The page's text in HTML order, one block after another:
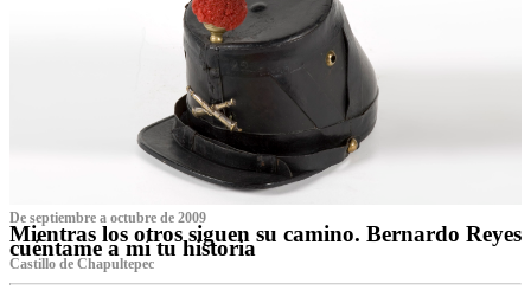
De septiembre a octubre de 2009
Mientras los otros siguen su camino. Bernardo Reyes
cuéntame a mí tu historia
Castillo de Chapultepec